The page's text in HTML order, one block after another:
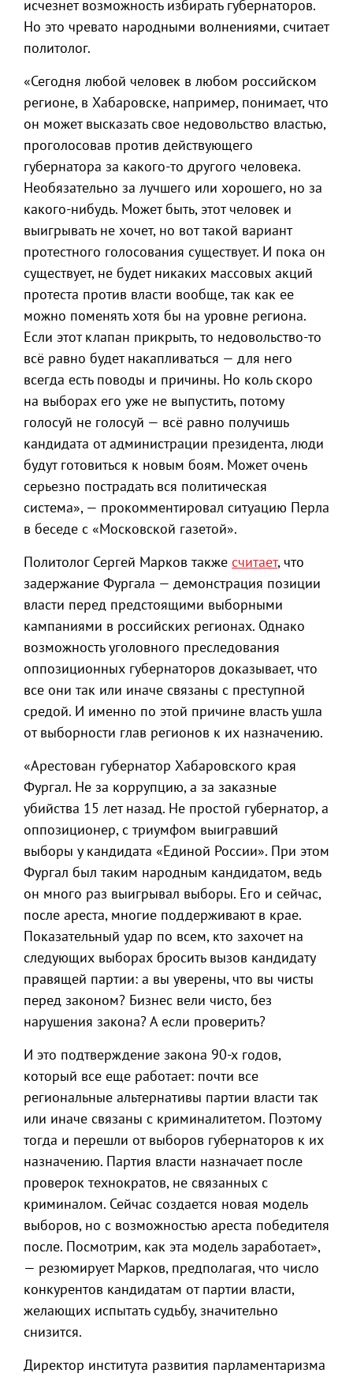
исчезнет возможность избирать губернаторов.
Но это чревато народными волнениями, считает
политолог.
«Сегодня любой человек в любом российском
регионе, в Хабаровске, например, понимает, что
он может высказать свое недовольство властью,
проголосовав против действующего
губернатора за какого-то другого человека.
Необязательно за лучшего или хорошего, но за
какого-нибудь. Может быть, этот человек и
выигрывать не хочет, но вот такой вариант
протестного голосования существует. И пока он
существует, не будет никаких массовых акций
протеста против власти вообще, так как ее
можно поменять хотя бы на уровне региона.
Если этот клапан прикрыть, то недовольство-то
всё равно будет накапливаться — для него
всегда есть поводы и причины. Но коль скоро
на выборах его уже не выпустить, потому
голосуй не голосуй — всё равно получишь
кандидата от администрации президента, люди
будут готовиться к новым боям. Может очень
серьезно пострадать вся политическая
система», — прокомментировал ситуацию Перла
в беседе с «Московской газетой».
Политолог Сергей Марков также считает, что
задержание Фургала — демонстрация позиции
власти перед предстоящими выборными
кампаниями в российских регионах. Однако
возможность уголовного преследования
оппозиционных губернаторов доказывает, что
все они так или иначе связаны с преступной
средой. И именно по этой причине власть ушла
от выборности глав регионов к их назначению.
«Арестован губернатор Хабаровского края
Фургал. Не за коррупцию, а за заказные
убийства 15 лет назад. Не простой губернатор, а
оппозиционер, с триумфом выигравший
выборы у кандидата «Единой России». При этом
Фургал был таким народным кандидатом, ведь
он много раз выигрывал выборы. Его и сейчас,
после ареста, многие поддерживают в крае.
Показательный удар по всем, кто захочет на
следующих выборах бросить вызов кандидату
правящей партии: а вы уверены, что вы чисты
перед законом? Бизнес вели чисто, без
нарушения закона? А если проверить?
И это подтверждение закона 90-х годов,
который все еще работает: почти все
региональные альтернативы партии власти так
или иначе связаны с криминалитетом. Поэтому
тогда и перешли от выборов губернаторов к их
назначению. Партия власти назначает после
проверок технократов, не связанных с
криминалом. Сейчас создается новая модель
выборов, но с возможностью ареста победителя
после. Посмотрим, как эта модель заработает»,
— резюмирует Марков, предполагая, что число
конкурентов кандидатам от партии власти,
желающих испытать судьбу, значительно
снизится.
Директор института развития парламентаризма